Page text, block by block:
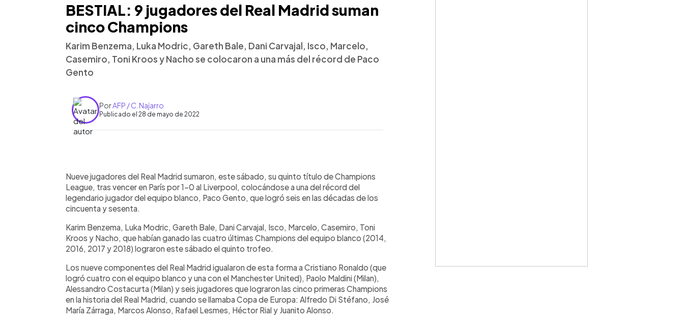
BESTIAL: 9 jugadores del Real Madrid suman
cinco Champions
Karim Benzema, Luka Modric, Gareth Bale, Dani Carvajal, Isco, Marcelo,
Casemiro, Toni Kroos y Nacho se colocaron a una más del récord de Paco
Gento
PorAFP / C. Najarro
Publicado el 28 de mayo de 2022
Escuchar artículo
Nueve jugadores del Real Madrid sumaron, este sábado, su quinto título de Champions
League, tras vencer en París por 1-0 al Liverpool, colocándose a una del récord del
legendario jugador del equipo blanco, Paco Gento, que logró seis en las décadas de los
cincuenta y sesenta.
Karim Benzema, Luka Modric, Gareth Bale, Dani Carvajal, Isco, Marcelo, Casemiro, Toni
Kroos y Nacho, que habían ganado las cuatro últimas Champions del equipo blanco (2014,
2016, 2017 y 2018) lograron este sábado el quinto trofeo.
Los nueve componentes del Real Madrid igualaron de esta forma a Cristiano Ronaldo (que
logró cuatro con el equipo blanco y una con el Manchester United), Paolo Maldini (Milan),
Alessandro Costacurta (Milan) y seis jugadores que lograron las cinco primeras Champions
en la historia del Real Madrid, cuando se llamaba Copa de Europa: Alfredo Di Stéfano, José
María Zárraga, Marcos Alonso, Rafael Lesmes, Héctor Rial y Juanito Alonso.